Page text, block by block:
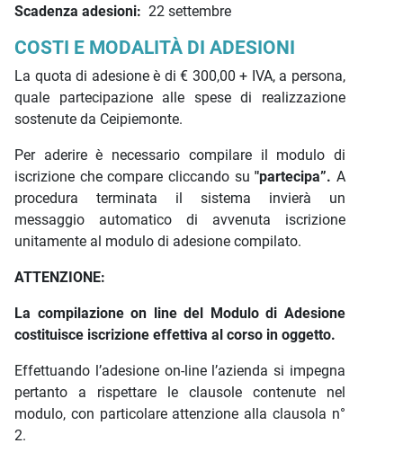
Scadenza adesioni: 22 settembre
COSTI E MODALITÀ DI ADESIONI
La quota di adesione è di € 300,00 + IVA, a persona,
quale partecipazione alle spese di realizzazione
sostenute da Ceipiemonte.
Per aderire è necessario compilare il modulo di
iscrizione che compare cliccando su"partecipa”.A
procedura terminata il sistema invierà un
messaggio automatico di avvenuta iscrizione
unitamente al modulo di adesione compilato.
ATTENZIONE:
La compilazione on line del Modulo di Adesione
costituisce iscrizione effettiva al corso in oggetto.
Effettuando l’adesione on-line l’azienda si impegna
pertanto a rispettare le clausole contenute nel
modulo, con particolare attenzione alla clausola n°
2.